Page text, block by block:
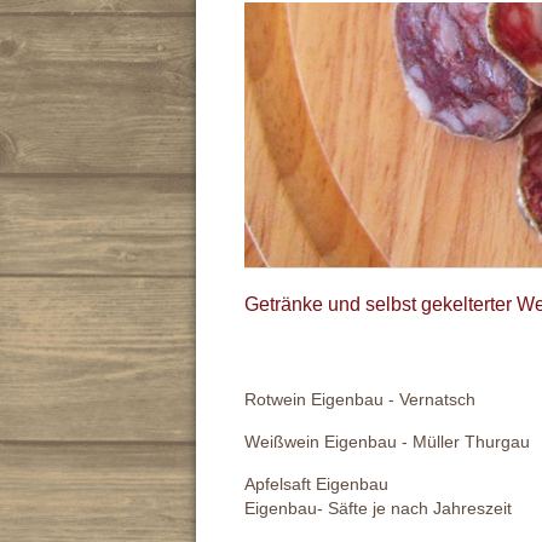
Getränke und selbst gekelterter
Rotwein Eigenbau - Vernatsch
Weißwein Eigenbau - Müller Thurgau
Apfelsaft Eigenbau
Eigenbau- Säfte je nach Jahreszeit